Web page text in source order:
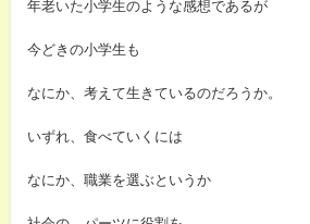
年老いた小学生のような感想であるが
今どきの小学生も
なにか、考えて生きているのだろうか。
いずれ、食べていくには
なにか、職業を選ぶというか